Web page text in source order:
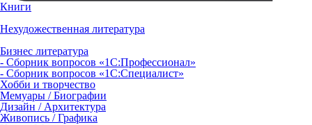
Книги
Нехудожественная литература
Бизнес литература
- Сборник вопросов «1С:Профессионал»
- Сборник вопросов «1С:Специалист»
Хобби и творчество
Мемуары / Биографии
Дизайн / Архитектура
Живопись / Графика